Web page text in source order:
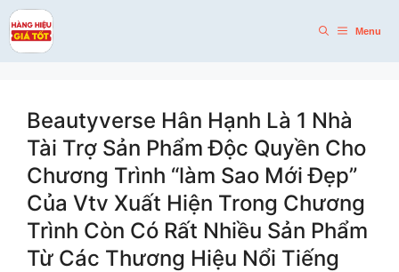
Skip
to
content
Menu
Beautyverse Hân Hạnh Là 1 Nhà
Tài Trợ Sản Phẩm Độc Quyền Cho
Chương Trình “làm Sao Mới Đẹp”
Của Vtv Xuất Hiện Trong Chương
Trình Còn Có Rất Nhiều Sản Phẩm
Từ Các Thương Hiệu Nổi Tiếng